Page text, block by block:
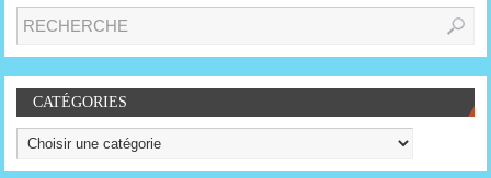
CATÉGORIES